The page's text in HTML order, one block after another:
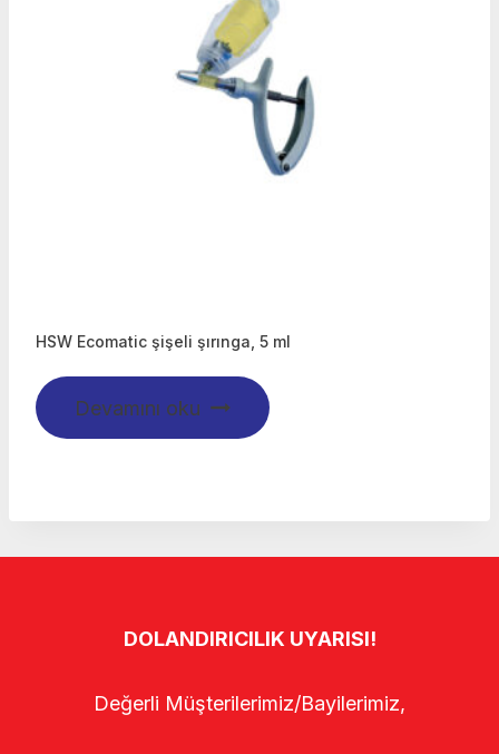
HSW Ecomatic şişeli şırınga, 5 ml
Devamını oku
DOLANDIRICILIK UYARISI!
Değerli Müşterilerimiz/Bayilerimiz,